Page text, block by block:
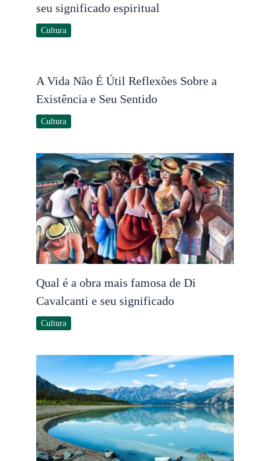
seu significado espiritual
Cultura
A Vida Não É Útil Reflexões Sobre a
Existência e Seu Sentido
Cultura
Qual é a obra mais famosa de Di
Cavalcanti e seu significado
Cultura